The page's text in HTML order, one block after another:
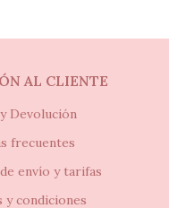
AL CLIENTE
Devolución
frecuentes
envío y tarifas
y condiciones